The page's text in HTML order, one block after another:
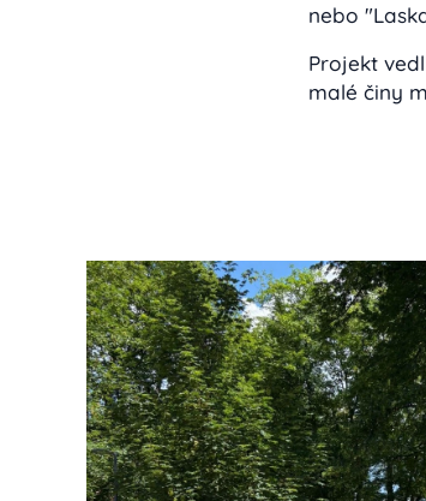
nebo
Projekt
malé činy